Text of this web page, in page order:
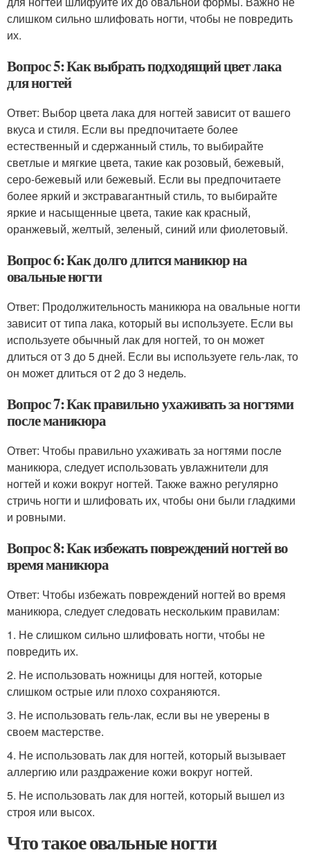
слишком сильно шлифовать ногти, чтобы не повредить
их.
Вопрос 5: Как выбрать подходящий цвет лака
для ногтей
Ответ: Выбор цвета лака для ногтей зависит от вашего
вкуса и стиля. Если вы предпочитаете более
естественный и сдержанный стиль, то выбирайте
светлые и мягкие цвета, такие как розовый, бежевый,
серо-бежевый или бежевый. Если вы предпочитаете
более яркий и экстравагантный стиль, то выбирайте
яркие и насыщенные цвета, такие как красный,
оранжевый, желтый, зеленый, синий или фиолетовый.
Вопрос 6: Как долго длится маникюр на
овальные ногти
Ответ: Продолжительность маникюра на овальные ногти
зависит от типа лака, который вы используете. Если вы
используете обычный лак для ногтей, то он может
длиться от 3 до 5 дней. Если вы используете гель-лак, то
он может длиться от 2 до 3 недель.
Вопрос 7: Как правильно ухаживать за ногтями
после маникюра
Ответ: Чтобы правильно ухаживать за ногтями после
маникюра, следует использовать увлажнители для
ногтей и кожи вокруг ногтей. Также важно регулярно
стричь ногти и шлифовать их, чтобы они были гладкими
и ровными.
Вопрос 8: Как избежать повреждений ногтей во
время маникюра
Ответ: Чтобы избежать повреждений ногтей во время
маникюра, следует следовать нескольким правилам:
1. Не слишком сильно шлифовать ногти, чтобы не
повредить их.
2. Не использовать ножницы для ногтей, которые
слишком острые или плохо сохраняются.
3. Не использовать гель-лак, если вы не уверены в
своем мастерстве.
4. Не использовать лак для ногтей, который вызывает
аллергию или раздражение кожи вокруг ногтей.
5. Не использовать лак для ногтей, который вышел из
строя или высох.
Что такое овальные ногти